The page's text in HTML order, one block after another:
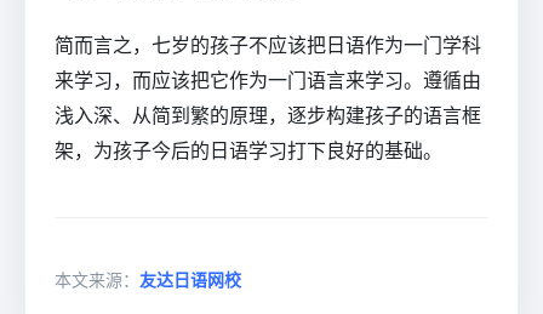
简而言之，七岁的孩子不应该把日语作为一门学科
来学习，而应该把它作为一门语言来学习。遵循由
浅入深、从简到繁的原理，逐步构建孩子的语言框
架，为孩子今后的日语学习打下良好的基础。
本文来源： 友达日语网校